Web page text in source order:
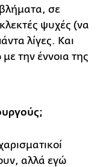
σε
ψυχές (να
λίγες. Και
την έννοια της
αλλά εγώ